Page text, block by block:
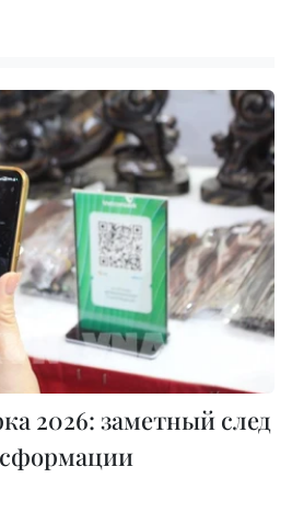
2026: заметный след